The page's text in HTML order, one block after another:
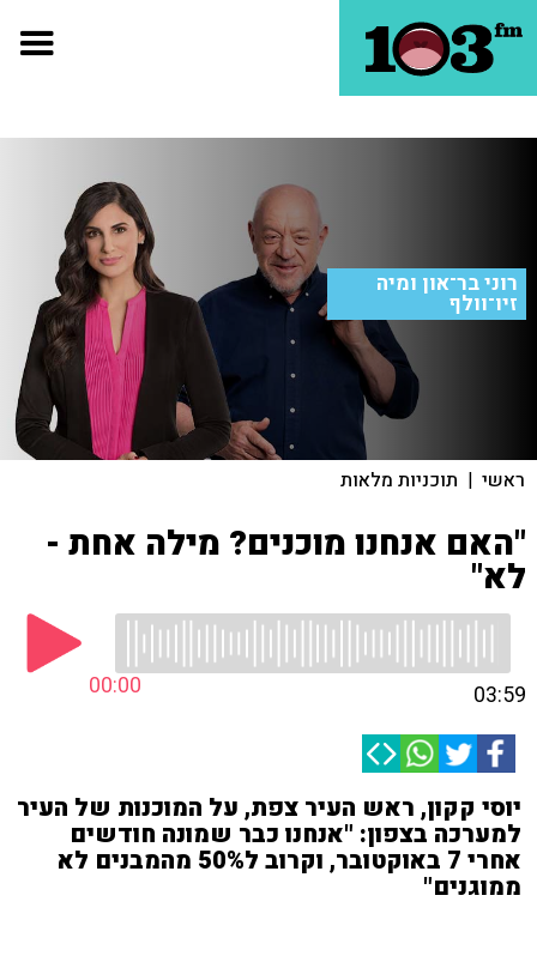
רוני בר־און ומיה
זיו־וולף
ראשי | תוכניות מלאות
"האם אנחנו מוכנים? מילה אחת -
לא"
00:00 03:59
יוסי קקון, ראש העיר צפת, על המוכנות של העיר
למערכה בצפון: "אנחנו כבר שמונה חודשים
אחרי 7 באוקטובר, וקרוב ל50% מהמבנים לא
ממוגנים"